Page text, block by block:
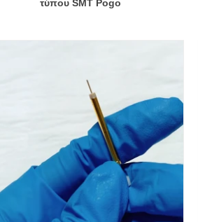
τύπου SMT Pogo